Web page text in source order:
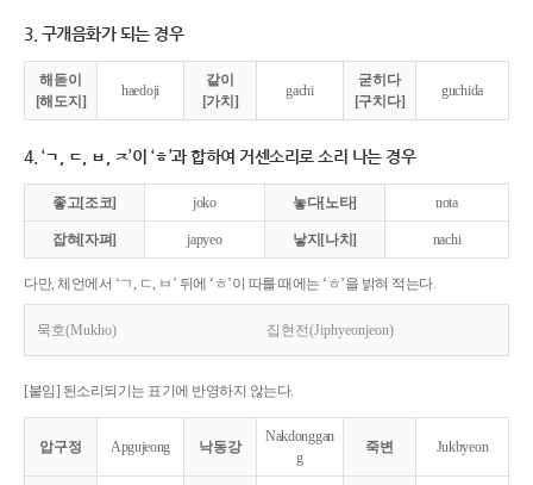
3. 구개음화가 되는 경우
해돋이
[해도지]
haedoji
같이
[가치]
gachi
굳히다
[구치다]
guchida
4. ‘ㄱ, ㄷ, ㅂ, ㅈ’이 ‘ㅎ’과 합하여 거센소리로 소리 나는 경우
좋고[조코] joko 놓다[노타] nota
잡혀[자펴] japyeo 낳지[나치] nachi
다만, 체언에서 ‘ㄱ, ㄷ, ㅂ’ 뒤에 ‘ㅎ’이 따를 때에는 ‘ㅎ’을 밝혀 적는다.
묵호(Mukho) 집현전(Jiphyeonjeon)
[붙임] 된소리되기는 표기에 반영하지 않는다.
압구정 Apgujeong 낙동강
Nakdonggan
g
죽변 Jukbyeon